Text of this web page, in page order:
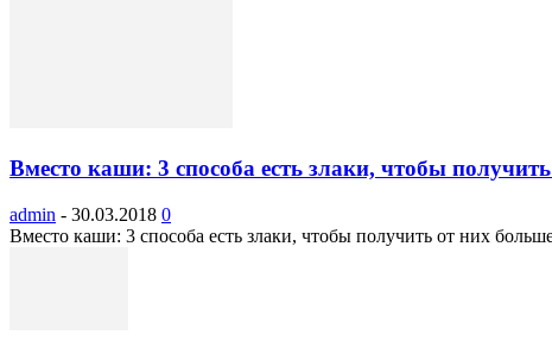
Вместо каши: 3 способа есть злаки, чтобы
admin - 30.03.2018 0
Вместо каши: 3 способа есть злаки, чтобы получить от них